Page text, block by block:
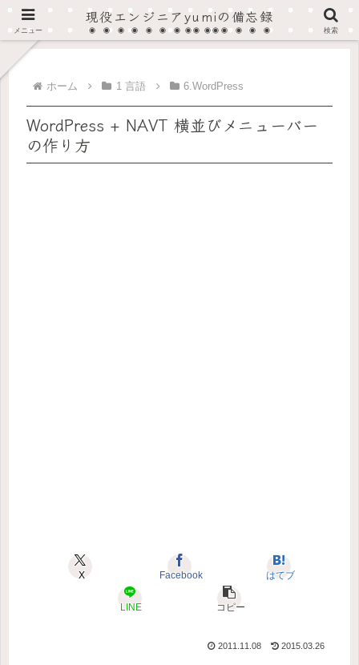
在宅SOHOプログラマーから法人へ、現在はフルタイム・フルリモート作業しています。
ホーム 1 言語 6.WordPress
WordPress + NAVT 横並びメニューバー
の作り方
X Facebook はてブ
LINE コピー
2011.11.08 2015.03.26
メニュー
現役エンジニアyumiの備忘録
検索